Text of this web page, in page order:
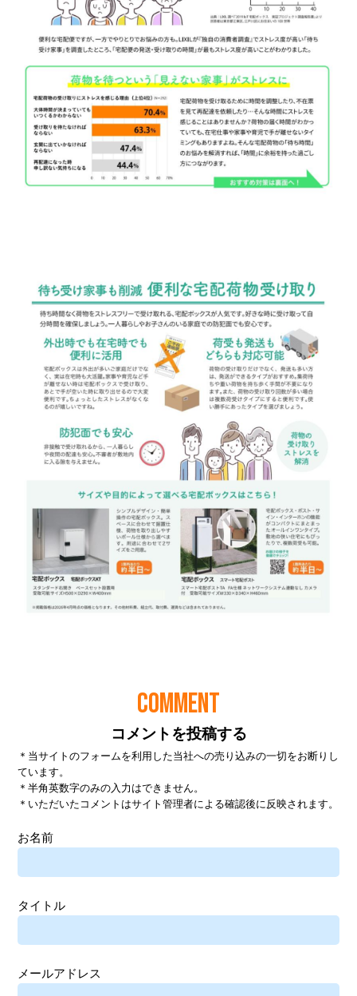
COMMENT
コメントを投稿する
＊当サイトのフォームを利用した当社への売り込みの一切をお断りし
ています。
＊半角英数字のみの入力はできません。
＊いただいたコメントはサイト管理者による確認後に反映されます。
お名前
タイトル
メールアドレス